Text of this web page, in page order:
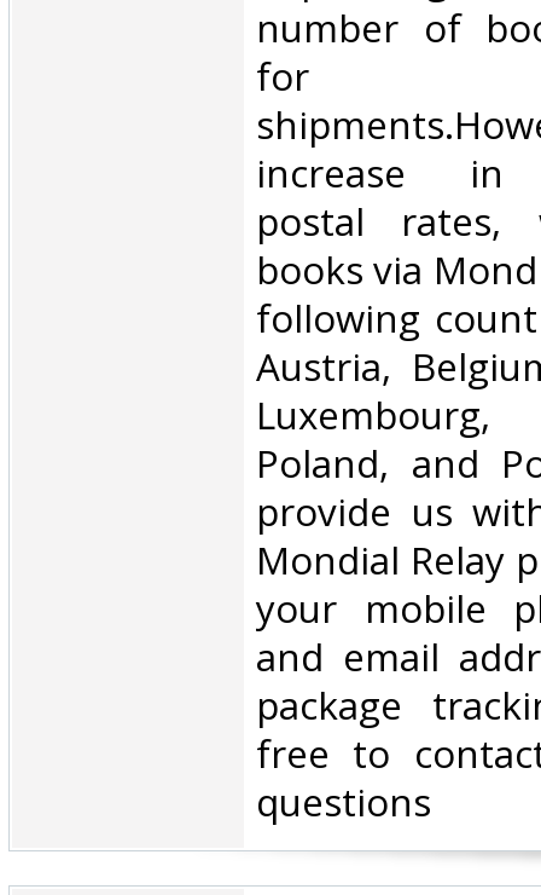
number of
for
increase in
postal
books via
following
Austria,
Poland, and
provide us
Mondial Relay
your mobile
and email
package
free to
questions‎